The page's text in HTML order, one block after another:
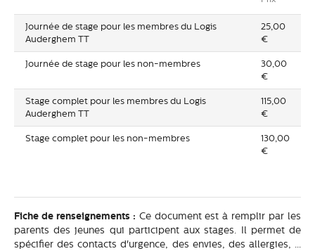
Journée de stage pour les membres du Logis
Auderghem TT
25,00
€
Journée de stage pour les non-membres
30,00
€
Stage complet pour les membres du Logis
Auderghem TT
115,00
€
Stage complet pour les non-membres
130,00
€
Fiche de renseignements : Ce document est à remplir par les
parents des jeunes qui participent aux stages. Il permet de
spécifier des contacts d'urgence, des envies, des allergies, ...